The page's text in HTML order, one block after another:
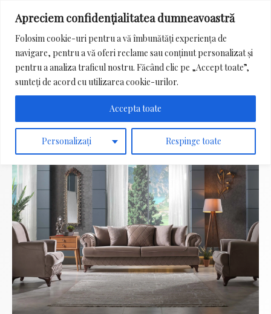
Apreciem confidențialitatea dumneavoastră
Folosim cookie-uri pentru a vă îmbunătăți experiența de
navigare, pentru a vă oferi reclame sau conținut personalizat și
pentru a analiza traficul nostru. Făcând clic pe „Accept toate”,
sunteți de acord cu utilizarea cookie-urilor.
Personalizați Respinge toate
Accepta toate
Menu
Search
for: